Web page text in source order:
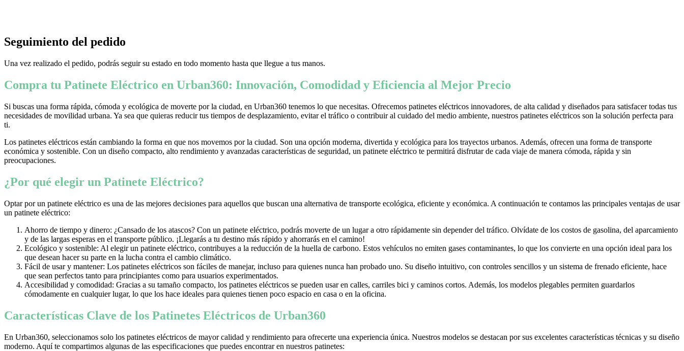
Seguimiento del pedido
Una vez realizado el pedido, podrás seguir su estado en todo momento hasta que llegue a tus manos.
Compra tu Patinete Eléctrico en Urban360: Innovación, Comodidad y Eficiencia al Mejor Precio
Si buscas una forma rápida, cómoda y ecológica de moverte por la ciudad, en Urban360 tenemos lo que necesitas. Ofrecemos patinetes eléctricos innovadores, de alta calidad y diseñados para satisfacer todas tus
necesidades de movilidad urbana. Ya sea que quieras reducir tus tiempos de desplazamiento, evitar el tráfico o contribuir al cuidado del medio ambiente, nuestros patinetes eléctricos son la solución perfecta para
ti.
Los patinetes eléctricos están cambiando la forma en que nos movemos por la ciudad. Son una opción moderna, divertida y ecológica para los trayectos urbanos. Además, ofrecen una forma de transporte
económica y sostenible. Con un diseño compacto, alto rendimiento y avanzadas características de seguridad, un patinete eléctrico te permitirá disfrutar de cada viaje de manera cómoda, rápida y sin
preocupaciones.
¿Por qué elegir un Patinete Eléctrico?
Optar por un patinete eléctrico es una de las mejores decisiones para aquellos que buscan una alternativa de transporte ecológica, eficiente y económica. A continuación te contamos las principales ventajas de usar
un patinete eléctrico:
Ahorro de tiempo y dinero: ¿Cansado de los atascos? Con un patinete eléctrico, podrás moverte de un lugar a otro rápidamente sin depender del tráfico. Olvídate de los costos de gasolina, del aparcamiento
y de las largas esperas en el transporte público. ¡Llegarás a tu destino más rápido y ahorrarás en el camino!
Ecológico y sostenible: Al elegir un patinete eléctrico, contribuyes a la reducción de la huella de carbono. Estos vehículos no emiten gases contaminantes, lo que los convierte en una opción ideal para los
que desean hacer su parte en la lucha contra el cambio climático.
Fácil de usar y mantener: Los patinetes eléctricos son fáciles de manejar, incluso para quienes nunca han probado uno. Su diseño intuitivo, con controles sencillos y un sistema de frenado eficiente, hace
que sean perfectos tanto para principiantes como para usuarios experimentados.
Accesibilidad y comodidad: Gracias a su tamaño compacto, los patinetes eléctricos se pueden usar en calles, carriles bici y caminos cortos. Además, los modelos plegables permiten guardarlos
cómodamente en cualquier lugar, lo que los hace ideales para quienes tienen poco espacio en casa o en la oficina.
Características Clave de los Patinetes Eléctricos de Urban360
En Urban360, seleccionamos solo los patinetes eléctricos de mayor calidad y rendimiento para ofrecerte una experiencia única. Nuestros modelos se destacan por sus excelentes características técnicas y su diseño
moderno. Aquí te compartimos algunas de las especificaciones que puedes encontrar en nuestros patinetes: